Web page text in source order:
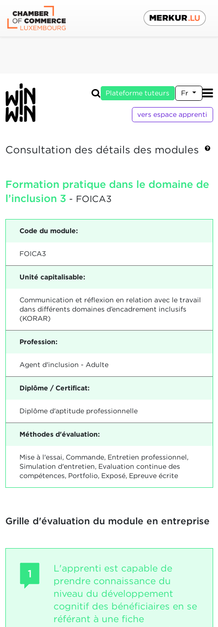
Plateforme tuteurs Fr
vers espace apprenti
Consultation des détails des modules
Formation pratique dans le domaine de
l’inclusion 3 - FOICA3
Code du module:
FOICA3
Unité capitalisable:
Communication et réflexion en relation avec le travail
dans différents domaines d’encadrement inclusifs
(KORAR)
Profession:
Agent d'inclusion - Adulte
Diplôme / Certificat:
Diplôme d'aptitude professionnelle
Méthodes d'évaluation:
Mise à l'essai, Commande, Entretien professionnel,
Simulation d'entretien, Evaluation continue des
compétences, Portfolio, Exposé, Epreuve écrite
Grille d'évaluation du module en entreprise
1
L'apprenti est capable de
prendre connaissance du
niveau du développement
cognitif des bénéficiaires en se
référant à une fiche